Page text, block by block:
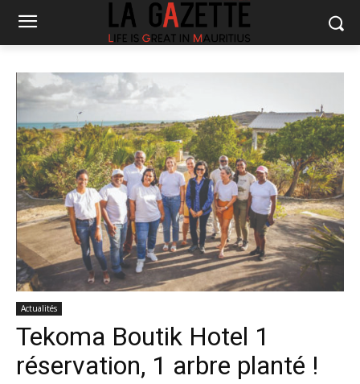
Actualités
Tekoma Boutik Hotel 1
réservation, 1 arbre planté !